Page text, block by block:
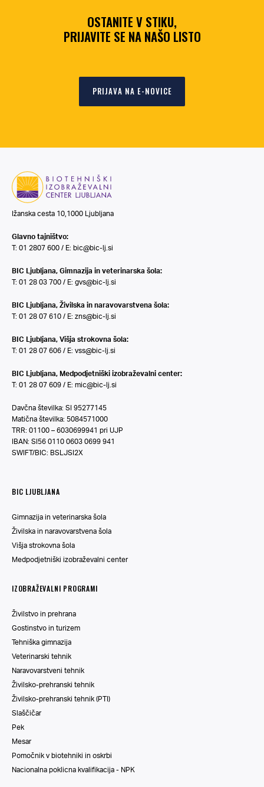
OSTANITE V STIKU,
PRIJAVITE SE NA NAŠO LISTO
PRIJAVA NA E-NOVICE
Ižanska cesta 10,1000 Ljubljana
Glavno tajništvo:
T: 01 2807 600 / E: bic@bic-lj.si
BIC Ljubljana, Gimnazija in veterinarska šola:
T: 01 28 03 700 / E: gvs@bic-lj.si
BIC Ljubljana, Živilska in naravovarstvena šola:
T: 01 28 07 610 / E: zns@bic-lj.si
BIC Ljubljana, Višja strokovna šola:
T: 01 28 07 606 / E: vss@bic-lj.si
BIC Ljubljana, Medpodjetniški izobraževalni center:
T: 01 28 07 609 / E: mic@bic-lj.si
Davčna številka: SI 95277145
Matična številka: 5084571000
TRR: 01100 – 6030699941 pri UJP
IBAN: SI56 0110 0603 0699 941
SWIFT/BIC: BSLJSI2X
BIC LJUBLJANA
Gimnazija in veterinarska šola
Živilska in naravovarstvena šola
Višja strokovna šola
Medpodjetniški izobraževalni center
IZOBRAŽEVALNI PROGRAMI
Živilstvo in prehrana
Gostinstvo in turizem
Tehniška gimnazija
Veterinarski tehnik
Naravovarstveni tehnik
Živilsko-prehranski tehnik
Živilsko-prehranski tehnik (PTI)
Slaščičar
Pek
Mesar
Pomočnik v biotehniki in oskrbi
Nacionalna poklicna kvalifikacija - NPK